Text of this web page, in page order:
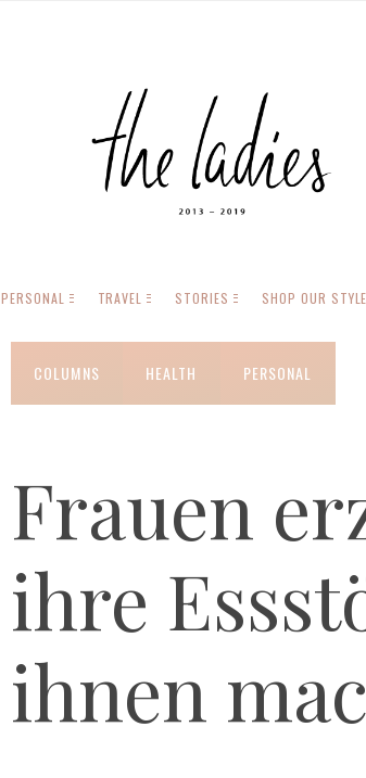
PERSONAL TRAVEL STORIES SHOP OUR STYLE
COLUMNS HEALTH PERSONAL
Frauen
ihre
ihnen